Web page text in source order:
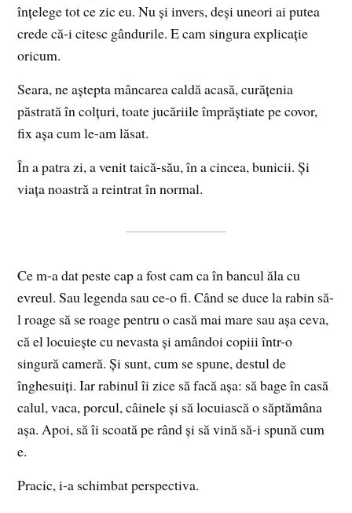
înțelege tot ce zic eu. Nu și invers, deși uneori ai putea
crede că-i citesc gândurile. E cam singura explicație
oricum.
Seara, ne aștepta mâncarea caldă acasă, curățenia
păstrată în colțuri, toate jucăriile împrăștiate pe covor,
fix așa cum le-am lăsat.
În a patra zi, a venit taică-său, în a cincea, bunicii. Și
viața noastră a reintrat în normal.
Ce m-a dat peste cap a fost cam ca în bancul ăla cu
evreul. Sau legenda sau ce-o fi. Când se duce la rabin să-
l roage să se roage pentru o casă mai mare sau așa ceva,
că el locuiește cu nevasta și amândoi copiii într-o
singură cameră. Și sunt, cum se spune, destul de
înghesuiți. Iar rabinul îi zice să facă așa: să bage în casă
calul, vaca, porcul, câinele și să locuiască o săptămâna
așa. Apoi, să îi scoată pe rând și să vină să-i spună cum
e.
Pracic, i-a schimbat perspectiva.